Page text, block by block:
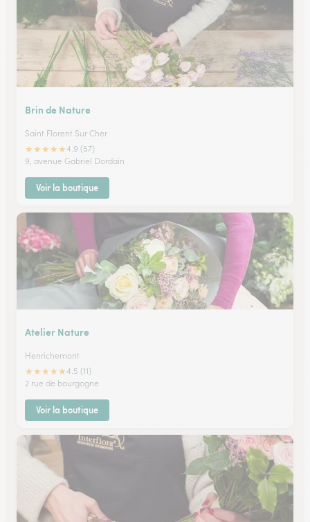
Brin de Nature
Saint Florent Sur Cher
★★★★★4.9 (57)
9, avenue Gabriel Dordain
Voir la boutique
Atelier Nature
Henrichemont
★★★★★4.5 (11)
2 rue de bourgogne
Voir la boutique